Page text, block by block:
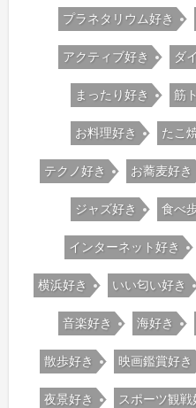
プラネタリウム好き
アクティブ好き ダ
まったり好き 筋
お料理好き たこ
テクノ好き お蕎麦好き
ジャズ好き 食べ
インターネット好き
横浜好き いい匂い好き
音楽好き 海好き
散歩好き 映画鑑賞好き
夜景好き スポーツ観戦